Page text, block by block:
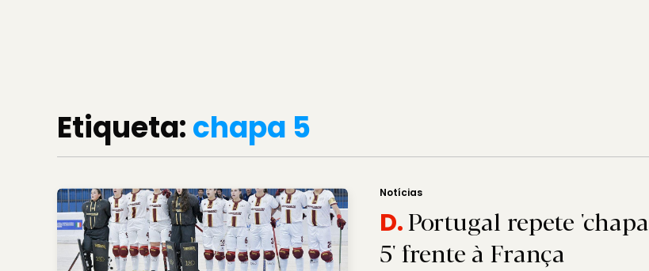
Etiqueta:chapa 5
Notícias
D.Portugal repete 'chapa
5' frente à França